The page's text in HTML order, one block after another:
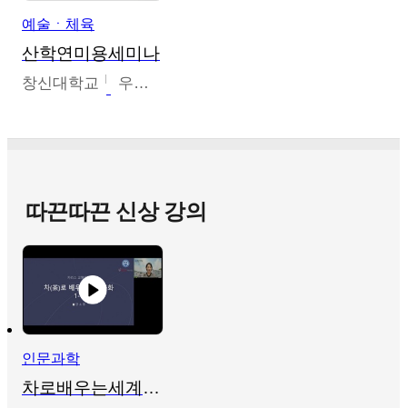
예술ㆍ체육
산학연미용세미나
창신대학교 우미옥,오윤경,박선이
따끈따끈 신상 강의
인문과학
차로배우는세계문화